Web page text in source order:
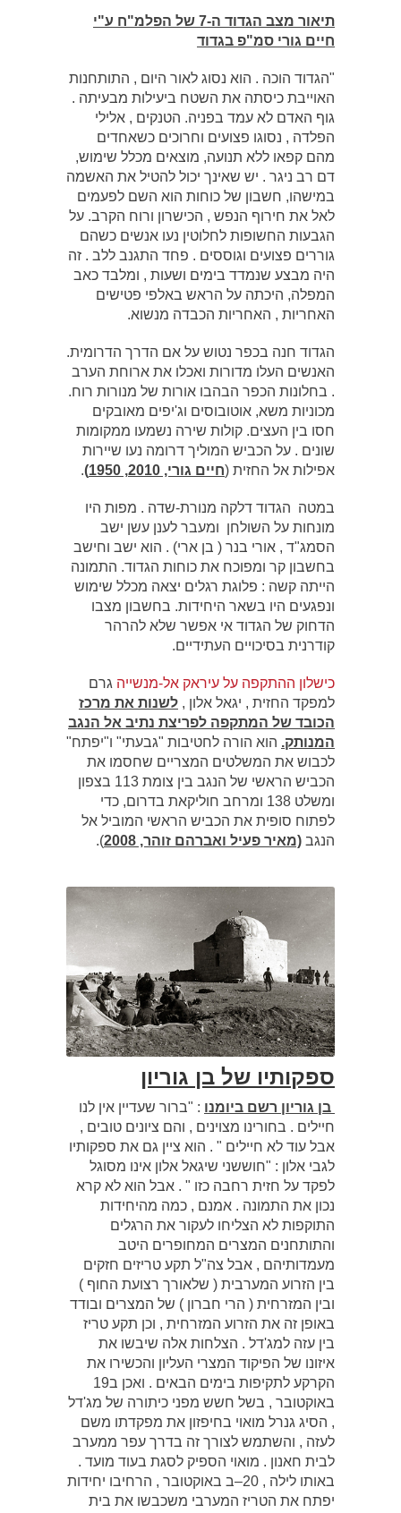
תיאור מצב הגדוד ה-7 של הפלמ"ח ע"י
חיים גורי סמ"פ בגדוד
"הגדוד הוכה . הוא נסוג לאור היום , התותחנות
האוייבת כיסתה את השטח ביעילות מבעיתה .
גוף האדם לא עמד בפניה. הטנקים , אלילי
הפלדה , נסוגו פצועים וחרוכים כשאחדים
מהם קפאו ללא תנועה, מוצאים מכלל שימוש,
דם רב ניגר . יש שאינך יכול להטיל את האשמה
במישהו, חשבון של כוחות הוא השם לפעמים
לאל את חירוף הנפש , הכישרון ורוח הקרב. על
הגבעות החשופות לחלוטין נעו אנשים כשהם
גוררים פצועים וגוססים . פחד התגנב ללב . זה
היה מבצע שנמדד בימים ושעות , ומלבד כאב
המפלה, היכתה על הראש באלפי פטישים
האחריות , האחריות הכבדה מנשוא.
הגדוד חנה בכפר נטוש על אם הדרך הדרומית.
האנשים העלו מדורות ואכלו את ארוחת הערב
. בחלונות הכפר הבהבו אורות של מנורות רוח.
מכוניות משא, אוטובוסים וג'יפים מאובקים
חסו בין העצים. קולות שירה נשמעו ממקומות
שונים . על הכביש המוליך דרומה נעו שיירות
אפילות אל החזית (חיים גורי, 2010, 1950) .
במטה הגדוד דלקה מנורת-שדה . מפות היו
מונחות על השולחן ומעבר לענן עשן ישב
הסמג"ד , אורי בנר ( בן ארי) . הוא ישב וחישב
בחשבון קר ומפוכח את כוחות הגדוד. התמונה
הייתה קשה : פלוגת רגלים יצאה מכלל שימוש
ונפגעים היו בשאר היחידות. בחשבון מצבו
הדחוק של הגדוד אי אפשר שלא להרהר
קודרנית בסיכויים העתידיים.
כישלון ההתקפה על עיראק אל-מנשייה גרם
למפקד החזית , יגאל אלון , לשנות את מרכז
הכובד של המתקפה לפריצת נתיב אל הנגב
המנותק. הוא הורה לחטיבות "גבעתי" ו"יפתח"
לכבוש את המשלטים המצריים שחסמו את
הכביש הראשי של הנגב בין צומת 113 בצפון
ומשלט 138 ומרחב חוליקאת בדרום, כדי
לפתוח סופית את הכביש הראשי המוביל אל
הנגב (מאיר פעיל ואברהם זוהר, 2008 ).
ספקותיו של בן גוריון
בן גוריון רשם ביומנו : "ברור שעדיין אין לנו
חיילים . בחורינו מצוינים , והם ציונים טובים ,
אבל עוד לא חיילים " . הוא ציין גם את ספקותיו
לגבי אלון : "חוששני שיגאל אלון אינו מסוגל
לפקד על חזית רחבה כזו " . אבל הוא לא קרא
נכון את התמונה . אמנם , כמה מהיחידות
התוקפות לא הצליחו לעקור את הרגלים
והתותחנים המצרים המחופרים היטב
מעמדותיהם , אבל צה"ל תקע טריזים חזקים
בין הזרוע המערבית ( שלאורך רצועת החוף )
ובין המזרחית ( הרי חברון ) של המצרים ובודד
באופן זה את הזרוע המזרחית , וכן תקע טריז
בין עזה למג'דל . הצלחות אלה שיבשו את
איזונו של הפיקוד המצרי העליון והכשירו את
הקרקע לתקיפות בימים הבאים . ואכן ב19
באוקטובר , בשל חשש מפני כיתורה של מג'דל
, הסיג גנרל מואוי בחיפזון את מפקדתו משם
לעזה , והשתמש לצורך זה בדרך עפר ממערב
לבית חאנון . מואוי הספיק לסגת בעוד מועד .
באותו לילה , 20–ב באוקטובר , הרחיבו יחידות
יפתח את הטריז המערבי משכבשו את בית